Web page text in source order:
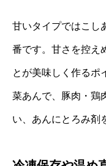
甘いタイプではこし
番です。甘さを控え
とが美味しく作るポ
菜あんで、豚肉・鶏
い、あんにとろみ剤